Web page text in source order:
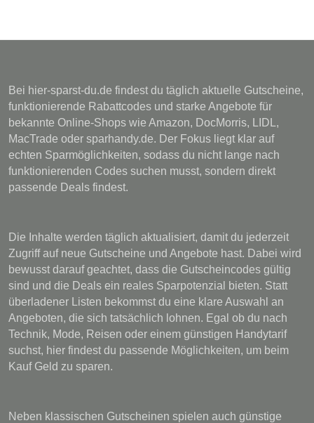
Bei hier-sparst-du.de findest du täglich aktuelle Gutscheine,
funktionierende Rabattcodes und starke Angebote für
bekannte Online-Shops wie Amazon, DocMorris, LIDL,
MacTrade oder sparhandy.de. Der Fokus liegt klar auf
echten Sparmöglichkeiten, sodass du nicht lange nach
funktionierenden Codes suchen musst, sondern direkt
passende Deals findest.
Die Inhalte werden täglich aktualisiert, damit du jederzeit
Zugriff auf neue Gutscheine und Angebote hast. Dabei wird
bewusst darauf geachtet, dass die Gutscheincodes gültig
sind und die Deals ein reales Sparpotenzial bieten. Statt
überladener Listen bekommst du eine klare Auswahl an
Angeboten, die sich tatsächlich lohnen. Egal ob du nach
Technik, Mode, Reisen oder einem günstigen Handytarif
suchst, hier findest du passende Möglichkeiten, um beim
Kauf Geld zu sparen.
Neben klassischen Gutscheinen spielen auch günstige